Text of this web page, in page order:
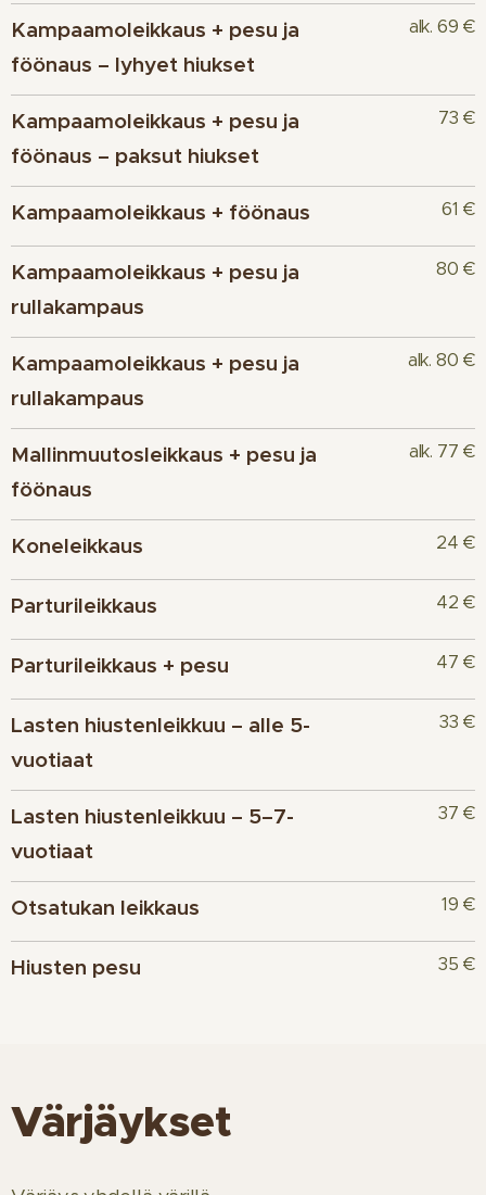
Kampaamoleikkaus + pesu ja
föönaus – lyhyet hiukset
alk. 69 €
Kampaamoleikkaus + pesu ja
föönaus – paksut hiukset
73 €
Kampaamoleikkaus + föönaus 61 €
Kampaamoleikkaus + pesu ja
rullakampaus
80 €
Kampaamoleikkaus + pesu ja
rullakampaus
alk. 80 €
Mallinmuutosleikkaus + pesu ja
föönaus
alk. 77 €
Koneleikkaus 24 €
Parturileikkaus 42 €
Parturileikkaus + pesu 47 €
Lasten hiustenleikkuu – alle 5-
vuotiaat
33 €
Lasten hiustenleikkuu – 5–7-
vuotiaat
37 €
Otsatukan leikkaus 19 €
Hiusten pesu 35 €
Värjäykset